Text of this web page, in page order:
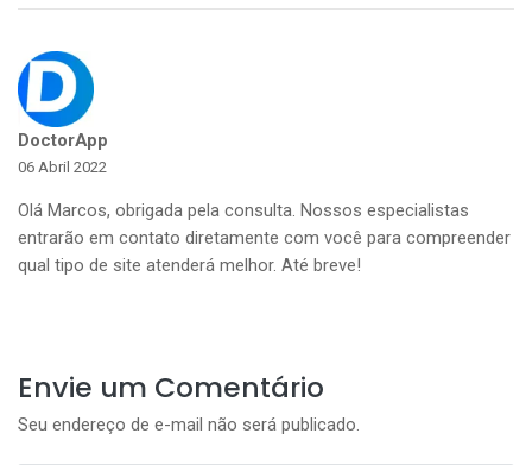
DoctorApp
06 Abril 2022
Olá Marcos, obrigada pela consulta. Nossos especialistas
entrarão em contato diretamente com você para compreender
qual tipo de site atenderá melhor. Até breve!
Envie um Comentário
Seu endereço de e-mail não será publicado.